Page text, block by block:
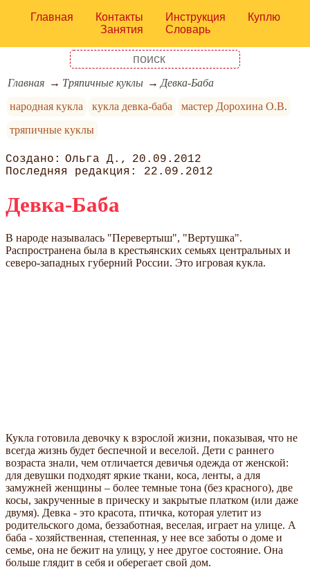
Главная Контакты Инструкция
Куплю
Занятия
Словарь
Главная Тряпичные куклы
Девка-Баба
народная кукла
кукла девка-баба
мастер Дорохина О.В.
тряпичные куклы
Ольга Д.
20.09.2012
22.09.2012
Девка-Баба
В народе называлась "Перевертыш", "Вертушка".
Распространена была в крестьянских семьях центральных и
северо-западных губерний России. Это игровая кукла.
Кукла готовила девочку к взрослой жизни, показывая, что не
всегда жизнь будет беспечной и веселой. Дети с раннего
возраста знали, чем отличается девичья одежда от женской:
для девушки подходят яркие ткани, коса, ленты, а для
замужней женщины – более темные тона (без красного), две
косы, закрученные в прическу и закрытые платком (или даже
двумя). Девка - это красота, птичка, которая улетит из
родительского дома, беззаботная, веселая, играет на улице. А
баба - хозяйственная, степенная, у нее все заботы о доме и
семье, она не бежит на улицу, у нее другое состояние. Она
больше глядит в себя и оберегает свой дом.